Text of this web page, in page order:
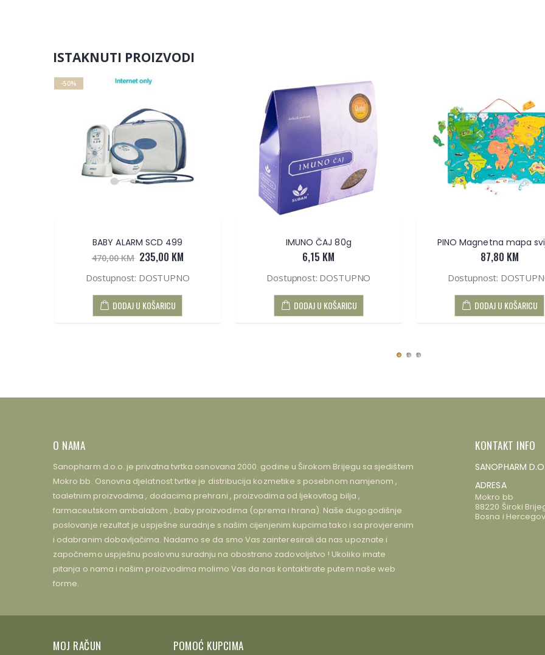
ISTAKNUTI PROIZVODI
BABY ALARM SCD 499
470,00 KM 235,00 KM
-50%
Dostupnost: DOSTUPNO
DODAJ U KOŠARICU
IMUNO ČAJ 80g
6,15 KM
Dostupnost: DOSTUPNO
DODAJ U KOŠARICU
PINO Magnetna mapa
87,80 KM
Dostupnost:
DODAJ U KOŠARICU
O NAMA
Sanopharm d.o.o. je privatna tvrtka osnovana 2000. godine u Širokom Brijegu sa sjedištem
Mokro bb. Osnovna djelatnost tvrtke je distribucija kozmetike s posebnom namjenom ,
toaletnim proizvodima , dodacima prehrani , proizvodima od ljekovitog bilja ,
farmaceutskom ambalažom , baby proizvodima (oprema i hrana). Naše dugogodišnje
poslovanje rezultat je uspješne suradnje s našim cijenjenim kupcima tako i sa provjerenim
i odabranim dobavljačima. Nadamo se da smo Vas zainteresirali da nas upoznate i
započnemo uspješnu poslovnu suradnju na obostrano zadovoljstvo ! Ukoliko imate
pitanja o nama i našim proizvodima molimo Vas da nas kontaktirate putem naše web
forme.
KONTAKT INFO
SANOPHARM
ADRESA
Mokro bb
88220 Široki
Bosna i
MOJ RAČUN POMOĆ KUPCIMA